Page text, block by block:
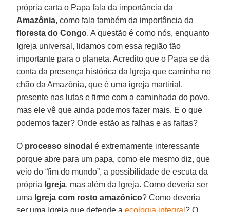
própria carta o Papa fala da importância da
Amazônia, como fala também da importância da
floresta do Congo. A questão é como nós, enquanto
Igreja universal, lidamos com essa região tão
importante para o planeta. Acredito que o Papa se dá
conta da presença histórica da Igreja que caminha no
chão da Amazônia, que é uma igreja martirial,
presente nas lutas e firme com a caminhada do povo,
mas ele vê que ainda podemos fazer mais. E o que
podemos fazer? Onde estão as falhas e as faltas?
O processo sinodal é extremamente interessante
porque abre para um papa, como ele mesmo diz, que
veio do “fim do mundo”, a possibilidade de escuta da
própria Igreja, mas além da Igreja. Como deveria ser
uma Igreja com rosto amazônico? Como deveria